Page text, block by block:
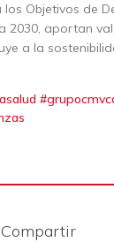
Objetivos de
2030, aportan
a la
Compartir